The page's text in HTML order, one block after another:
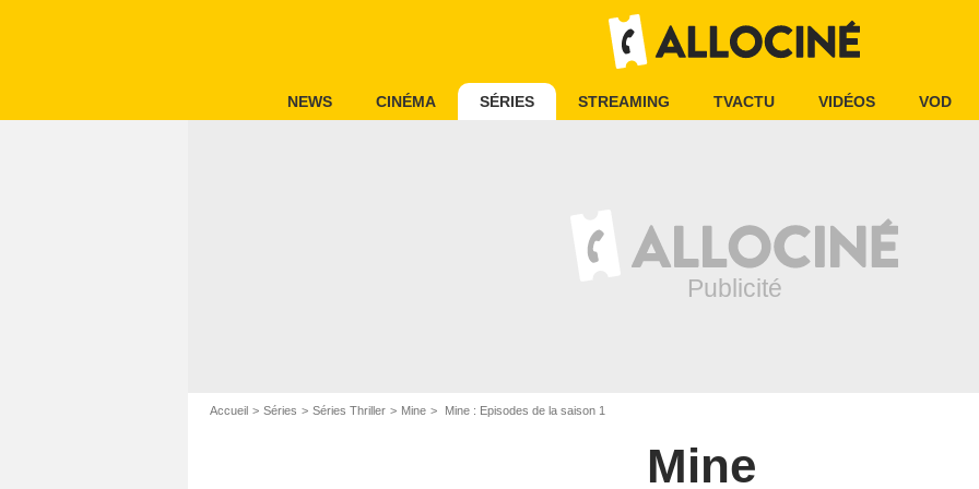
NEWS CINÉMA SÉRIES STREAMING TVACTU VIDÉOS VOD
Accueil Séries Séries Thriller Mine Mine : Episodes de la saison 1
Mine